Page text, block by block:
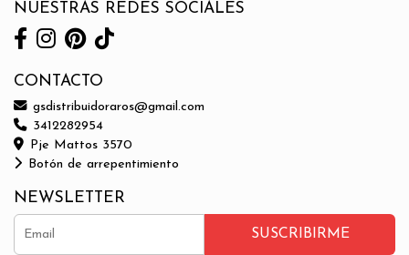
NUESTRAS REDES SOCIALES
CONTACTO
gsdistribuidoraros@gmail.com
3412282954
Pje Mattos 3570
Botón de arrepentimiento
NEWSLETTER
SUSCRIBIRME